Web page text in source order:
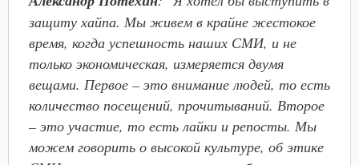
защиту хайпа. Мы живем в крайне жестокое
время, когда успешность наших СМИ, и не
только экономическая, измеряется двумя
вещами. Первое – это внимание людей, то есть
количество посещений, прочитываний. Второе
– это участие, то есть лайки и репосты. Мы
можем говорить о высокой культуре, об этике